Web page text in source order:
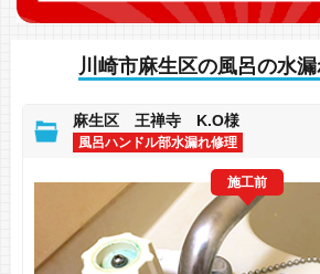
川崎市麻生区の風呂の水
麻生区 王禅寺 K.O様
風呂ハンドル部水漏れ修理
施工前